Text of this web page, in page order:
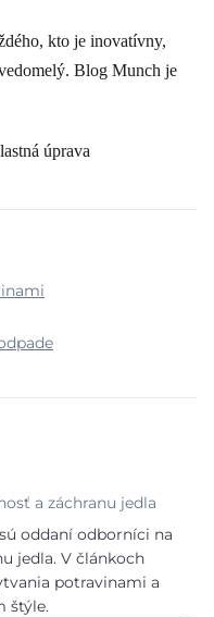
kto je inovatívny,
Blog Munch je
úprava
a záchranu jedla
oddaní odborníci na
jedla. V článkoch
potravinami a
štýle.